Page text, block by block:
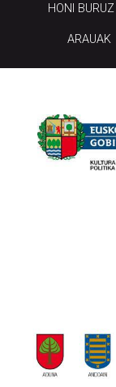
HONI BURUZ
ARAUAK